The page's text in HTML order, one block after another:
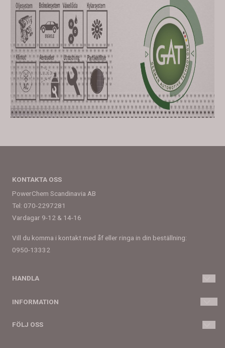
KONTAKTA OSS
PowerChem Scandinavia AB
Tel: 070-2297281
Vardagar 9-12 & 14-16
Vill du komma i kontakt med åf eller ringa in din beställning:
0950-13332
HANDLA
Skapa konto
INFORMATION
FÖLJ OSS